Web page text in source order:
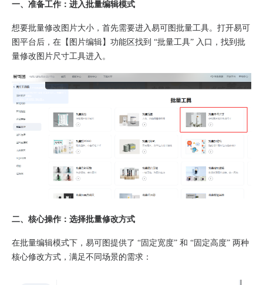
一、准备工作：进入批量编辑模式
想要批量修改图片大小，首先需要进入易可图批量工具。打开易可
图平台后，在【图片编辑】功能区找到 “批量工具” 入口，找到批
量修改图片尺寸工具进入。
二、核心操作：选择批量修改方式
在批量编辑模式下，易可图提供了 “固定宽度” 和 “固定高度” 两种
核心修改方式，满足不同场景的需求：